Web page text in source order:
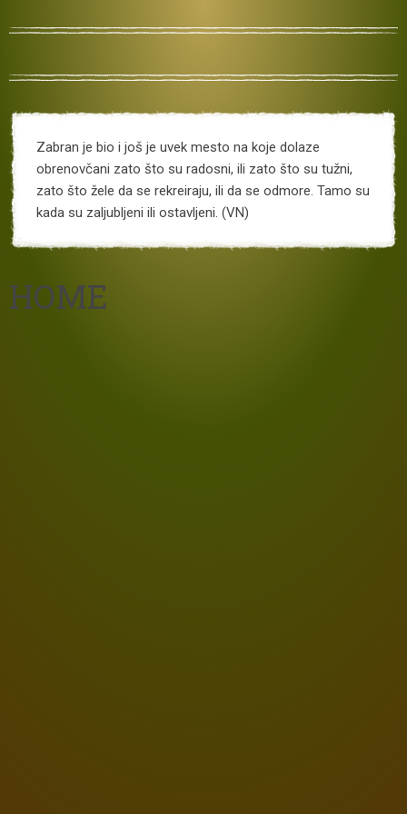
Zabran je bio i još je uvek mesto na koje dolaze
obrenovčani zato što su radosni, ili zato što su tužni,
zato što žele da se rekreiraju, ili da se odmore. Tamo su
kada su zaljubljeni ili ostavljeni. (VN)
HOME